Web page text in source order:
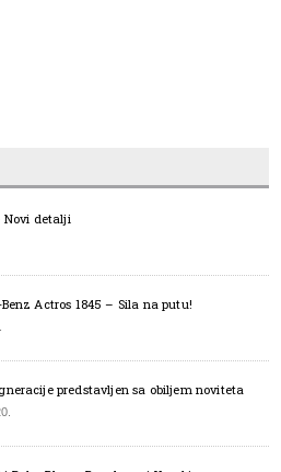
Novi detalji
Actros 1845 – Sila na putu!
predstavljen sa obiljem noviteta